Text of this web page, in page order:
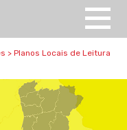
> Planos Locais de Leitura